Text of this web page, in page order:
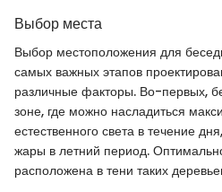
Выбор места
Выбор местоположения для
самых важных этапов
различные факторы. Во-первых,
зоне, где можно насладиться
естественного света в течение
жары в летний период.
расположена в тени таких